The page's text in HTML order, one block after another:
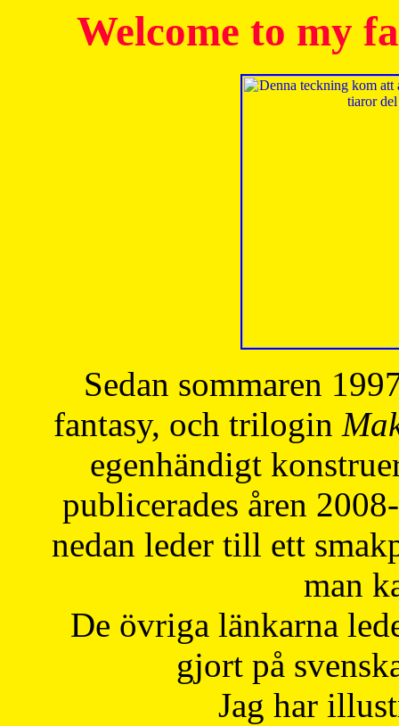
Welcome to my
Sedan sommaren
fantasy, och trilogin
egenhändigt
publicerades åren
nedan leder till ett
man
De övriga länkarna
gjort på
Jag har